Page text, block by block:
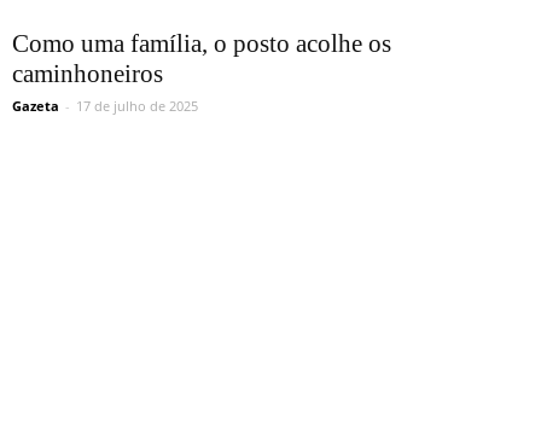
Como uma família, o posto acolhe os
caminhoneiros
Gazeta - 17 de julho de 2025